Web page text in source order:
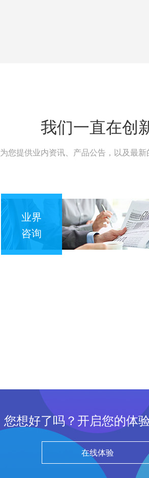
我们一直在创
为您提供业内资讯、产品公告，以及最新
业界
咨询
您想好了吗？开启您的体
在线体验